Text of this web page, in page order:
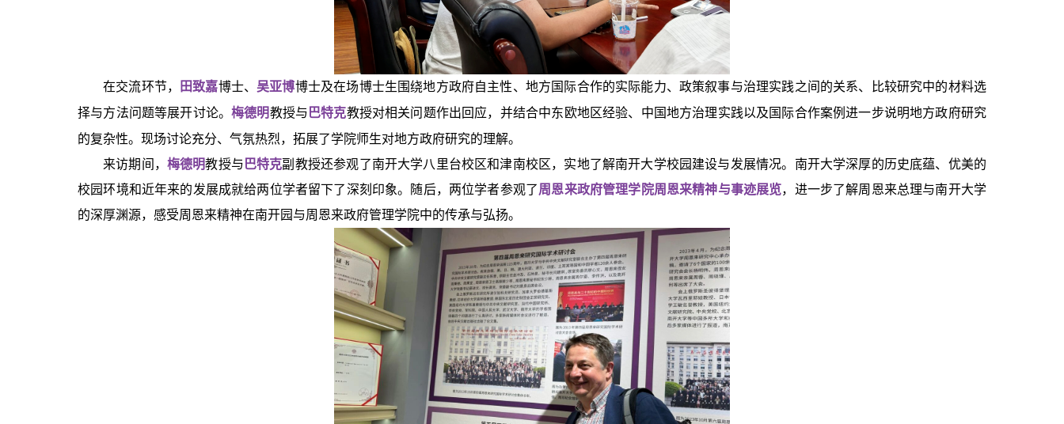
在交流环节， 田致嘉博士、 吴亚博博士及在场博士生围绕地方政府自主性、地方国际合作的实际能力、政策叙事与治理实践之间的关系、比较研究中的材料选
择与方法问题等展开讨论。梅德明教授与 巴特克教授对相关问题作出回应，并结合中东欧地区经验、中国地方治理实践以及国际合作案例进一步说明地方政府研究
的复杂性。现场讨论充分、气氛热烈，拓展了学院师生对地方政府研究的理解。
来访期间， 梅德明教授与 巴特克副教授还参观了南开大学八里台校区和津南校区，实地了解南开大学校园建设与发展情况。南开大学深厚的历史底蕴、优美的
校园环境和近年来的发展成就给两位学者留下了深刻印象。随后，两位学者参观了周恩来政府管理学院周恩来精神与事迹展览，进一步了解周恩来总理与南开大学
的深厚渊源，感受周恩来精神在南开园与周恩来政府管理学院中的传承与弘扬。